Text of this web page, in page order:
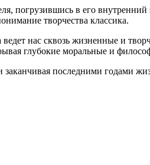
погрузившись в его
творчества классика.
нас сквозь жизненные и
глубокие моральные и
последними годами